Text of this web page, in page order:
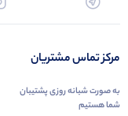
مرکز تماس مشتریان
به صورت شبانه روزی پشتیبان
شما هستیم